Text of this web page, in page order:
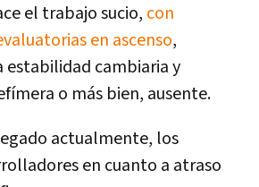
el trabajo sucio, con
en ascenso,
estabilidad cambiaria y
o más bien, ausente.
actualmente, los
en cuanto a atraso